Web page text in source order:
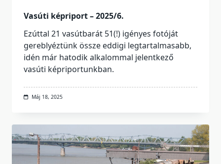
Vasúti képriport – 2025/6.
Ezúttal 21 vasútbarát 51(!) igényes fotóját
gereblyéztünk össze eddigi legtartalmasabb,
idén már hatodik alkalommal jelentkező
vasúti képriportunkban.
Máj 18, 2025